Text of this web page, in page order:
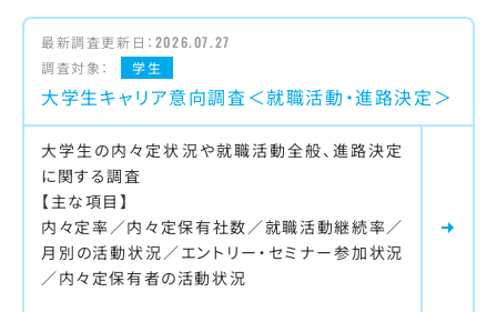
最新調査更新日： 2026.07.27
調査対象：
学生
大学生キャリア意向調査＜就職活動・進路決定＞
大学生の内々定状況や就職活動全般、進路決定
に関する調査
【主な項目】
内々定率／内々定保有社数／就職活動継続率／
月別の活動状況／エントリー・セミナー参加状況
／内々定保有者の活動状況